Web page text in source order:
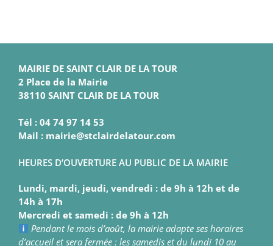
MAIRIE DE SAINT CLAIR DE LA TOUR
2 Place de la Mairie
38110 SAINT CLAIR DE LA TOUR
Tél : 04 74 97 14 53
Mail : mairie@stclairdelatour.com
HEURES D’OUVERTURE AU PUBLIC DE LA MAIRIE
Lundi, mardi, jeudi, vendredi : de 9h à 12h et de
14h à 17h
Mercredi et samedi : de 9h à 12h
Pendant le mois d’août, la mairie adapte ses horaires
d’accueil et sera fermée : les samedis et du lundi 10 au